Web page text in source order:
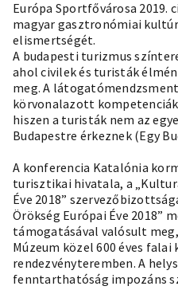
Európa Sportfővárosa 2019.
magyar gasztronómiai
elismertségét.
A budapesti turizmus
ahol civilek és turisták
meg. A
körvonalazott
hiszen a turisták nem az
Budapestre érkeznek (Egy
A konferencia Katalónia
turisztikai hivatala, a
Éve 2018”
Örökség Európai Éve 2018”
támogatásával valósult
Múzeum közel 600 éves
rendezvényteremben. A
fenntarthatóság impozáns